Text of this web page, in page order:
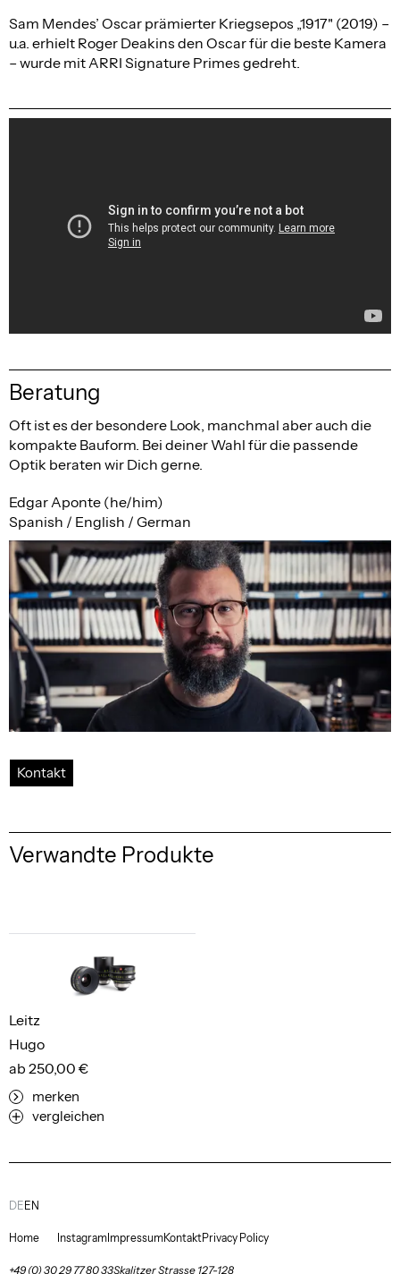
Sam Mendes’ Oscar prämierter Kriegsepos „1917" (2019) –
u.a. erhielt Roger Deakins den Oscar für die beste Kamera
– wurde mit ARRI Signature Primes gedreht.
Beratung
Oft ist es der besondere Look, manchmal aber auch die
kompakte Bauform. Bei deiner Wahl für die passende
Optik beraten wir Dich gerne.
Edgar Aponte (he/him)
Spanish / English / German
Kontakt
Verwandte Produkte
Hugo
Leitz
ab 250,00 €
merken
vergleichen
Home Instagram ImpressumKontaktPrivacy Policy
+49 (0) 30 29 77 80 33Skalitzer Strasse 127-128
DE EN